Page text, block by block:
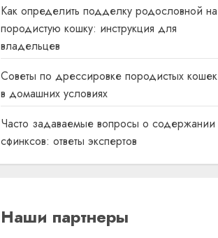
Как определить подделку родословной на
породистую кошку: инструкция для
владельцев
Советы по дрессировке породистых кошек
в домашних условиях
Часто задаваемые вопросы о содержании
сфинксов: ответы экспертов
Наши партнеры